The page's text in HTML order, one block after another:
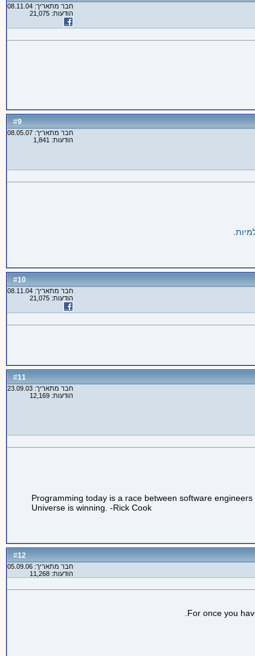
חבר מתאריך: 08.11.04
הודעות: 21,075
#
9
חבר מתאריך: 08.05.07
הודעות: 1,841
.
#
10
חבר מתאריך: 08.11.04
הודעות: 21,075
#
11
חבר מתאריך: 23.09.03
הודעות: 12,169
Programming today is a race between software
Universe is winning. -Rick Cook
#
12
חבר מתאריך: 05.09.06
הודעות: 11,268
For once you